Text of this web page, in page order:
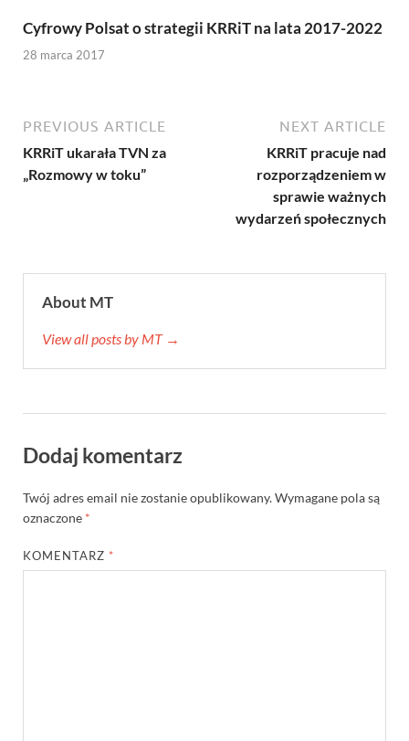
Cyfrowy Polsat o strategii KRRiT na lata 2017-2022
28 marca 2017
PREVIOUS ARTICLE
KRRiT ukarała TVN za
„Rozmowy w toku”
NEXT ARTICLE
KRRiT pracuje nad
rozporządzeniem w
sprawie ważnych
wydarzeń społecznych
About MT
View all posts by MT →
Dodaj komentarz
Twój adres email nie zostanie opublikowany.Wymagane pola są
oznaczone *
KOMENTARZ *